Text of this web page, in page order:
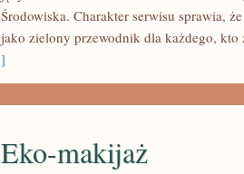
Środowiska. Charakter serwisu sprawia,
jako zielony przewodnik dla każdego, kto
]
Eko-makijaż